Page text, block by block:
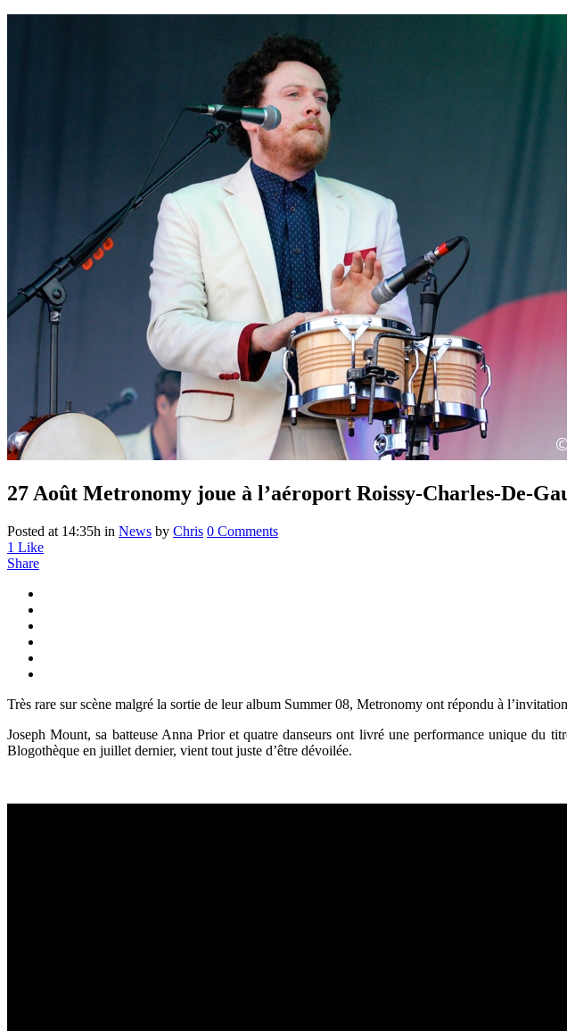
27 Août Metronomy joue à l’aéroport Roissy-Charles-De-
Posted at 14:35h in News by Chris 0 Comments
1 Like
Share
Très rare sur scène malgré la sortie de leur album Summer 08, Metronomy ont répondu à
Joseph Mount, sa batteuse Anna Prior et quatre danseurs ont livré une performance unique du
Blogothèque en juillet dernier, vient tout juste d’être dévoilée.